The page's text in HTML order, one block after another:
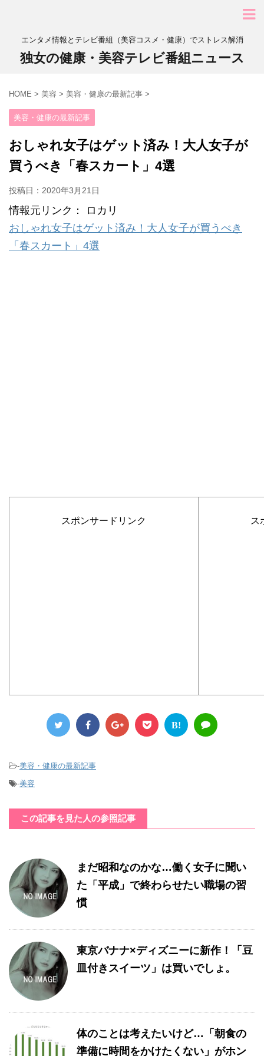
エンタメ情報とテレビ番組（美容コスメ・健康）でストレス解消
独女の健康・美容テレビ番組ニュース
HOME > 美容 > 美容・健康の最新記事 >
美容・健康の最新記事
おしゃれ女子はゲット済み！大人女子が
買うべき「春スカート」4選
投稿日： 2020年3月21日
情報元リンク： ロカリ
おしゃれ女子はゲット済み！大人女子が買うべき
「春スカート」4選
スポンサードリンク ス
B!
-美容・健康の最新記事
-美容
この記事を見た人の参照記事
まだ昭和なのかな…働く女子に聞い
た「平成」で終わらせたい職場の習
慣
東京バナナ×ディズニーに新作！「豆
皿付きスイーツ」は買いでしょ。
体のことは考えたいけど…「朝食の
準備に時間をかけたくない」がホン